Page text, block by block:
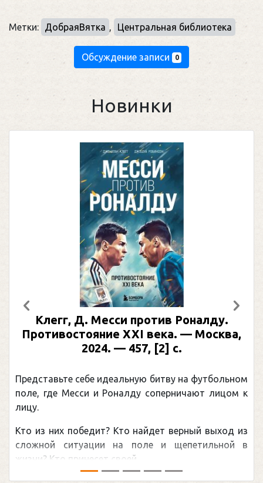
Метки: ДобраяВятка , Центральная библиотека
Обсуждение записи 0
Новинки
Клегг, Д. Месси против Роналду.
Противостояние XXI века. — Москва,
2024. — 457, [2] с.
Представьте себе идеальную битву на футбольном
поле, где Месси и Роналду соперничают лицом к
лицу.
Кто из них победит? Кто найдет верный выход из
сложной ситуации на поле и щепетильной в
жизни? Кто принесет своей ...
Предыдущий